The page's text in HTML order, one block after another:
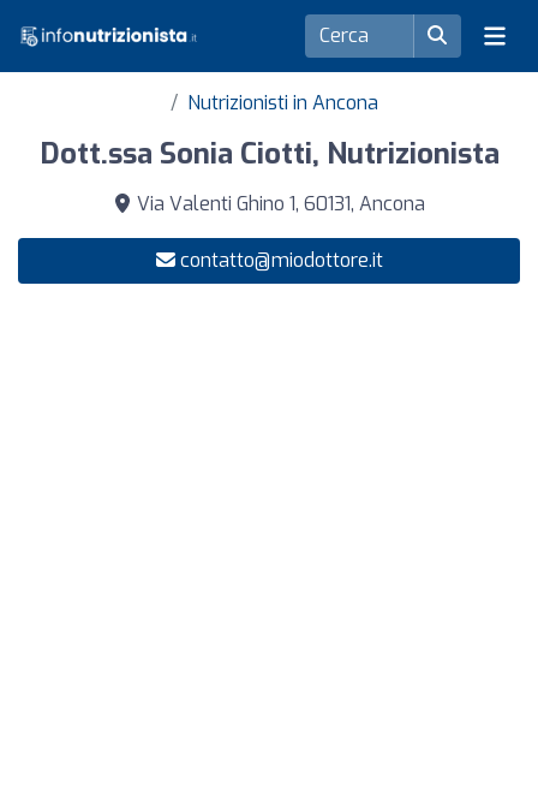
Nutrizionisti in Ancona
Dott.ssa Sonia Ciotti, Nutrizionista
Via Valenti Ghino 1, 60131, Ancona
contatto@miodottore.it